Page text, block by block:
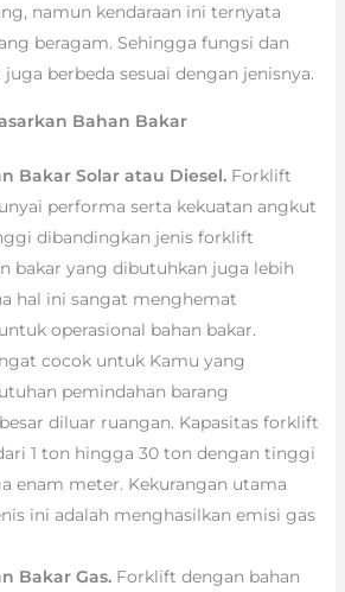
namun kendaraan ini ternyata
beragam. Sehingga fungsi dan
berbeda sesuai dengan jenisnya.
Bahan Bakar
Bakar Solar atau Diesel. Forklift
performa serta kekuatan angkut
dibandingkan jenis forklift
bakar yang dibutuhkan juga lebih
hal ini sangat menghemat
operasional bahan bakar.
cocok untuk Kamu yang
pemindahan barang
diluar ruangan. Kapasitas forklift
1 ton hingga 30 ton dengan tinggi
enam meter. Kekurangan utama
ini adalah menghasilkan emisi gas
Bakar Gas. Forklift dengan bahan